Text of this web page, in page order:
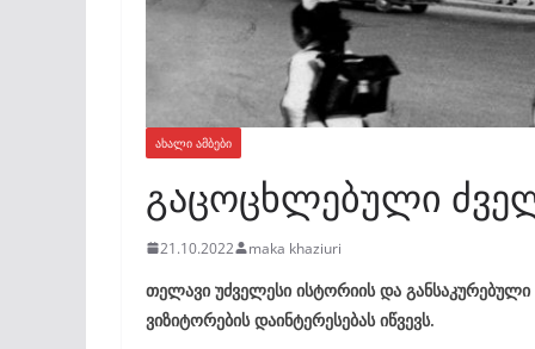
ᲐᲮᲐᲚᲘ ᲐᲛᲑᲔᲑᲘ
გაცოცხლებული
21.10.2022 maka khaziuri
თელავი უძველესი ისტორიის და
ვიზიტორების დაინტერესებას იწვევს.